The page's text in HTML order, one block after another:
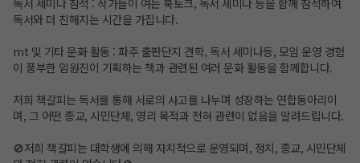
독서 세미나 참석 : 작가들이 여는 북토크, 독서 세미나 등을 함께 참석하여
독서와 더 친해지는 시간을 가집니다.
mt 및 기타 문화 활동 : 파주 출판단지 견학, 독서 세미나등, 모임 운영 경험
이 풍부한 임원진이 기획하는 책과 관련된 여러 문화 활동을 함께합니다.
저희 책갈피는 독서를 통해 서로의 사고를 나누며 성장하는 연합동아리이
며, 그 어떤 종교, 시민단체, 영리 목적과 전혀 관련이 없음을 알려드립니다.
🚫저희 책갈피는 대학생에 의해 자치적으로 운영되며, 정치, 종교, 시민단체